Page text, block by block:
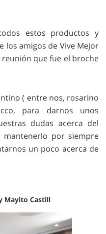
estos productos y
los amigos de Vive Mejor
que fue el broche
( entre nos, rosarino
para darnos unos
dudas acerca del
mantenerlo por siempre
un poco acerca de
Mayito Castill